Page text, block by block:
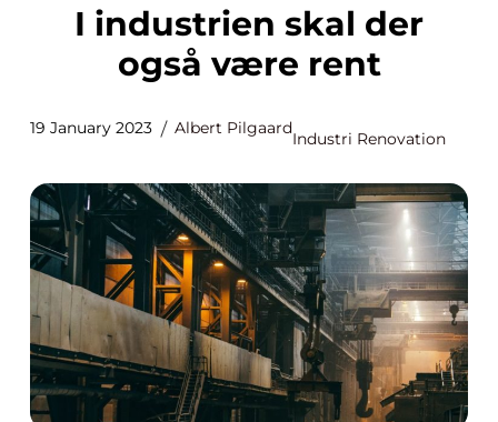
I industrien skal der
også være rent
19 January 2023 Albert Pilgaard
Industri Renovation